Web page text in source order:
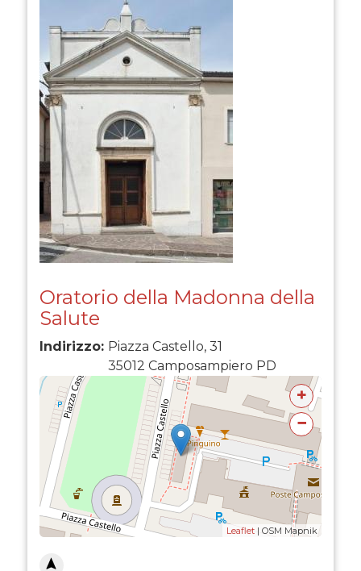
Oratorio della Madonna della
Salute
Indirizzo: Piazza Castello, 31
35012 Camposampiero PD
+
−
Leaflet | OSM Mapnik